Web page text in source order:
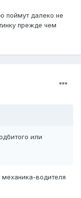
поймут далеко не
прежде чем
или
водителя